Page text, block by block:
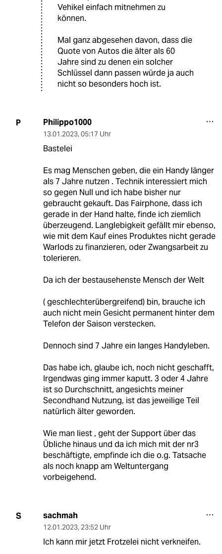
Vehikel einfach mitnehmen zu
können.
Mal ganz abgesehen davon, dass die
Quote von Autos die älter als 60
Jahre sind zu denen ein solcher
Schlüssel dann passen würde ja auch
nicht so besonders hoch ist.
P Philippo1000
13.01.2023, 05:17 Uhr
Bastelei
Es mag Menschen geben, die ein Handy länger
als 7 Jahre nutzen . Technik interessiert mich
so gegen Null und ich habe bisher nur
gebraucht gekauft. Das Fairphone, dass ich
gerade in der Hand halte, finde ich ziemlich
überzeugend. Langlebigkeit gefällt mir ebenso,
wie mit dem Kauf eines Produktes nicht gerade
Warlods zu finanzieren, oder Zwangsarbeit zu
tolerieren.
Da ich der bestausehenste Mensch der Welt
( geschlechterübergreifend) bin, brauche ich
auch nicht mein Gesicht permanent hinter dem
Telefon der Saison verstecken.
Dennoch sind 7 Jahre ein langes Handyleben.
Das habe ich, glaube ich, noch nicht geschafft,
Irgendwas ging immer kaputt. 3 oder 4 Jahre
ist so Durchschnitt, angesichts meiner
Secondhand Nutzung, ist das jeweilige Teil
natürlich älter geworden.
Wie man liest , geht der Support über das
Übliche hinaus und da ich mich mit der nr3
beschäftigte, empfinde ich die o.g. Tatsache
als noch knapp am Weltuntergang
vorbeigehend.
S sachmah
12.01.2023, 23:52 Uhr
Ich kann mir jetzt Frotzelei nicht verkneifen.